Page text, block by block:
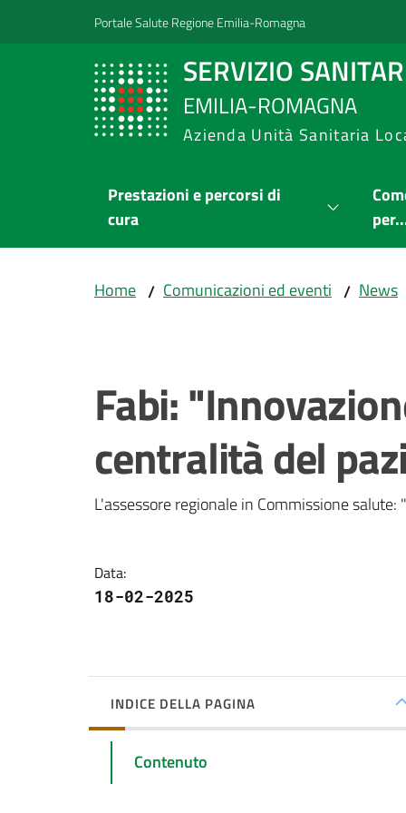
Vai al contenuto
Vai alla navigazionePortale Salute Regione Emilia-Romagna
SERVIZIO
EMILIA-ROMAGNA
Azienda Unità Sanitaria
Prestazioni e percorsi di
cura
Home / Comunicazioni ed eventi / News
Fabi:
centralità del
L'assessore regionale in Commissione
Data:
18-02-2025
INDICE DELLA PAGINA
Contenuto